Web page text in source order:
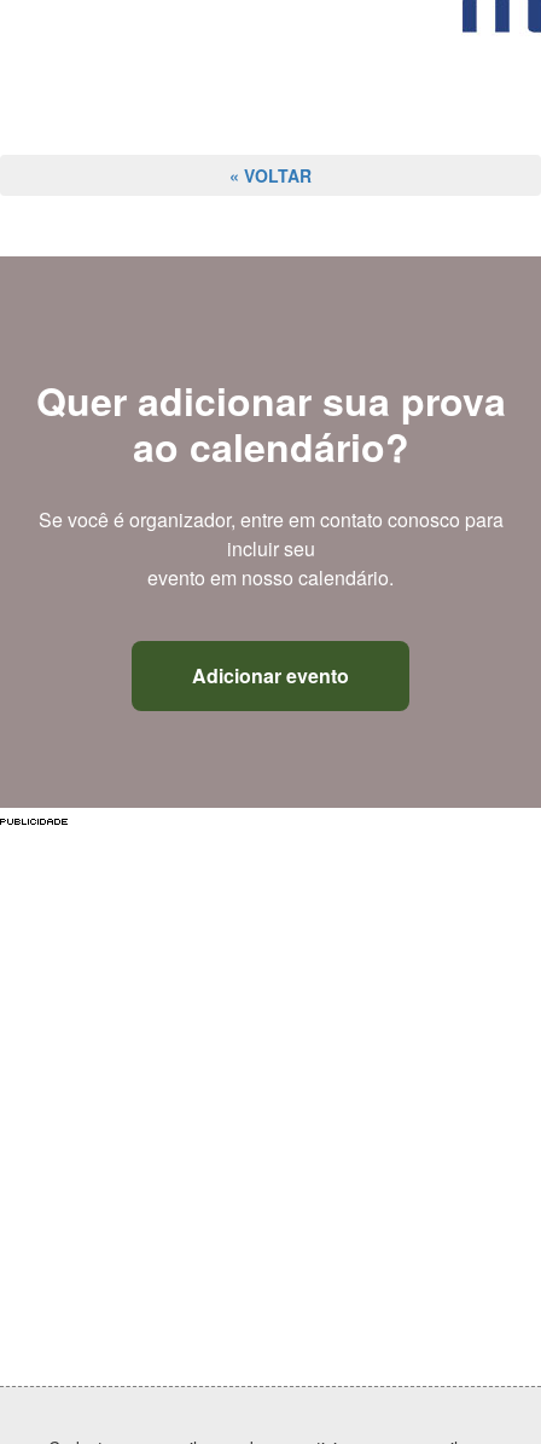
« VOLTAR
Quer adicionar sua prova
ao calendário?
Se você é organizador, entre em contato conosco para
incluir seu
evento em nosso calendário.
Adicionar evento